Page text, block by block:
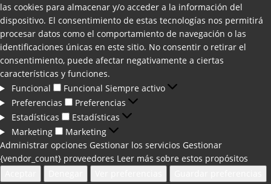
las cookies para almacenar y/o acceder a la información del
dispositivo. El consentimiento de estas tecnologías nos permitirá
procesar datos como el comportamiento de navegación o las
identificaciones únicas en este sitio. No consentir o retirar el
consentimiento, puede afectar negativamente a ciertas
características y funciones.
Funcional
Funcional Siempre activo
Preferencias
Preferencias
Estadísticas
Estadísticas
Marketing
Marketing
Administrar opciones Gestionar los servicios Gestionar
{vendor_count} proveedores Leer más sobre estos propósitos